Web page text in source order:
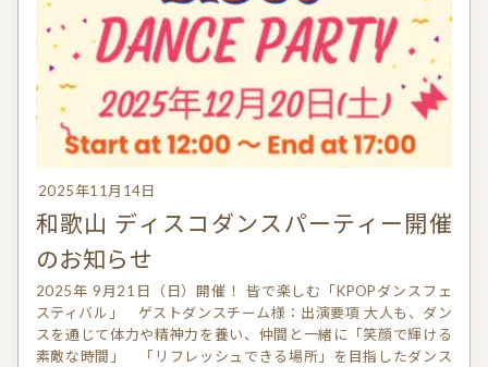
全ての特集
ITEMS CATEGORY
信頼できるアロマブランド（海外）
和精油｜日本の木 和精油（柑橘系）
オーガニック香水 オーガニックコスメ
アロマストーン教室 アロマキャンドル
2025年11月14日
和歌山 ディスコダンスパーティー開催
のお知らせ
2025年 9月21日（日）開催！ 皆で楽しむ「KPOPダンスフェ
スティバル」 ゲストダンスチーム様：出演要項 大人も、ダン
スを通じて体力や精神力を養い、仲間と一緒に「笑顔で輝ける
素敵な時間」 「リフレッシュできる場所」を目指したダンス